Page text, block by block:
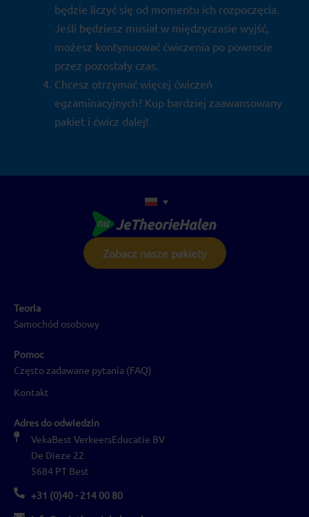
będzie liczyć się od momentu ich rozpoczęcia.
Jeśli będziesz musiał w międzyczasie wyjść,
możesz kontynuować ćwiczenia po powrocie
przez pozostały czas.
Chcesz otrzymać więcej ćwiczeń
egzaminacyjnych? Kup bardziej zaawansowany
pakiet i ćwicz dalej!
Zobacz nasze pakiety
Teoria
Samochód osobowy
Pomoc
Często zadawane pytania (FAQ)
Kontakt
Adres do odwiedzin
VekaBest VerkeersEducatie BV
De Dieze 22
5684 PT Best
+31 (0)40 - 214 00 80